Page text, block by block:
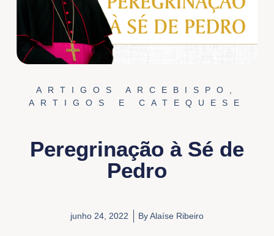
ARTIGOS ARCEBISPO
ARTIGOS E CATEQUESE
Peregrinação à Sé de
Pedro
junho 24, 2022 ByAlaíse Ribeiro